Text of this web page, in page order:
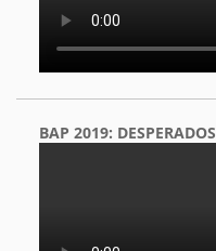
BAP 2019: DESPERADOS